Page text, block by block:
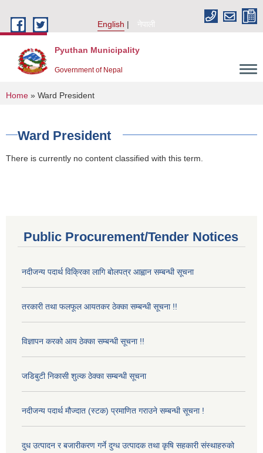
English
नेपाली
Pyuthan Municipality
Government of Nepal
You are here
Home » Ward President
Ward President
There is currently no content classified with this term.
Public Procurement/Tender Notices
नदीजन्य पदार्थ विक्रिका लागि बोलपत्र आह्वान सम्बन्धी सूचना
तरकारी तथा फलफूल आयतकर ठेक्का सम्बन्धी सूचना !!
विज्ञापन करको आय ठेक्का सम्बन्धी सूचना !!
जडिबुटी निकासी शुल्क ठेक्का सम्बन्धी सूचना
नदीजन्य पदार्थ मौज्दात (स्टक) प्रमाणित गराउने सम्बन्धी सूचना !
दुध उत्पादन र बजारीकरण गर्ने दुग्ध उत्पादक तथा कृषि सहकारी संस्थाहरुको